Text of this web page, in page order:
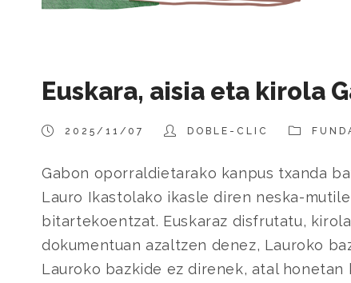
Euskara, aisia eta kirola
2025/11/07 DOBLE-CLIC
Gabon oporraldietarako kanpus txanda
Lauro Ikastolako ikasle diren neska-
bitartekoentzat. Euskaraz disfrutatu,
dokumentuan azaltzen denez, Lauroko
Lauroko bazkide ez direnek, atal